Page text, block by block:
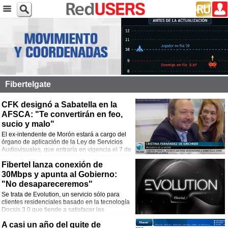
Fibertelgate
CFK designó a Sabatella en la
AFSCA: "Te convertirán en feo,
sucio y malo"
El ex-intendente de Morón estará a cargo del
órgano de aplicación de la Ley de Servicios
Audiovisuales, que entraría en vigencia el 7 de
retrasaban. Quién es y cuáles serán sus funciones.
Fibertel lanza conexión de
30Mbps y apunta al Gobierno:
"No desapareceremos"
Se trata de Evolution, un servicio sólo para
clientes residenciales basado en la tecnología
Docsis 3.0 que tiende a satisfacer las
hogares que cuentan con muchos dispositivos conectados.
A casi un año del quite de